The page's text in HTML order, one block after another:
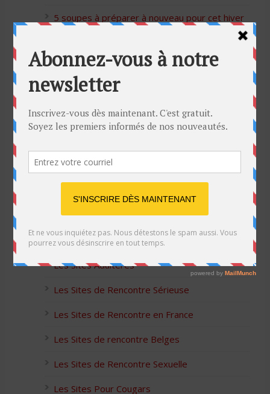
5 soupes à préparer à nouveau pour cet hiver
5 idées cadeaux Moulinex pour votre mère
pour l’Action de Grâce
Blague de café: Une femme infidèle trompe
son mari
Listes des Sites de Rencontre
Les Sites Libertins
Les Apps pour les Couples Échangistes
Les Sites Adultères
Les Sites de Rencontre Sérieuse
Les Sites de Rencontre en France
Les Sites de rencontre Belges
Les Sites de Rencontre Sexuelle
Les Sites Pour Cougars